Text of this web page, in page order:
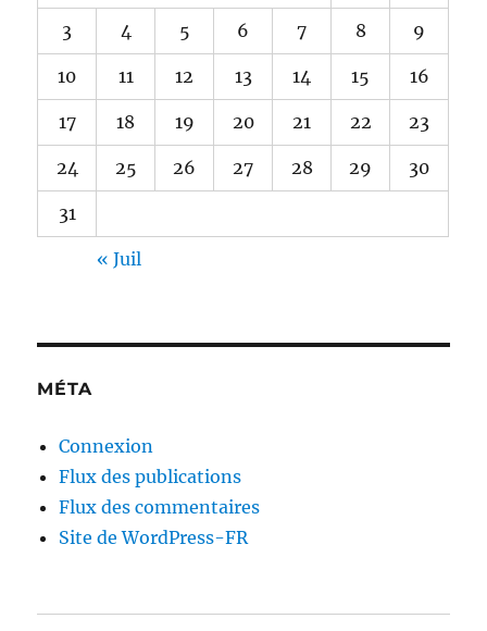
3 4 5 6 7 8 9
10 11 12 13 14 15 16
17 18 19 20 21 22 23
24 25 26 27 28 29 30
31
« Juil
MÉTA
Connexion
Flux des publications
Flux des commentaires
Site de WordPress-FR